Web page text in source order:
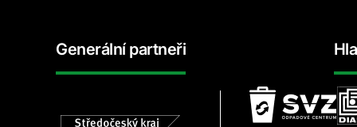
Generální partneři